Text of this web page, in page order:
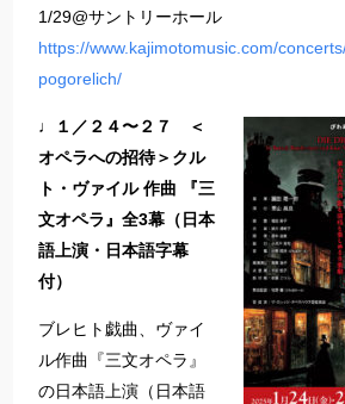
1/29@サントリーホール
https://www.kajimotomusic.com/
pogorelich/
♩１／２４〜２７ ＜
オペラへの招待＞クル
ト・ヴァイル 作曲 『三
文オペラ』全3幕（日本
語上演・日本語字幕
付）
ブレヒト戯曲、ヴァイ
ル作曲『三文オペラ』
の日本語上演（日本語